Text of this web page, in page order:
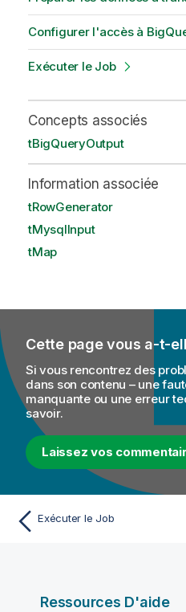
Configurer l'accès à
Exécuter le Job
Concepts associés
tBigQueryOutput
Information associée
tRowGenerator
tMysqlInput
tMap
Cette page vous a-t-
Si vous rencontrez des
dans son contenu – une
manquante ou une erreur
savoir.
Laissez vos
Exécuter le Job
Ressources D'aide